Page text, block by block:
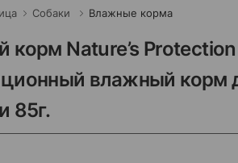
Собаки Влажные корма
корм Nature’s
влажный корм
85г.